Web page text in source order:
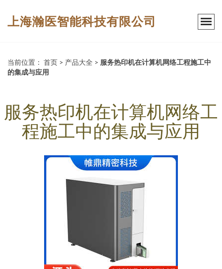
上海瀚医智能科技有限公司
当前位置： 首页 > 产品大全 > 服务热印机在计算机网络工程施工中
的集成与应用
服务热印机在计算机网络工
程施工中的集成与应用